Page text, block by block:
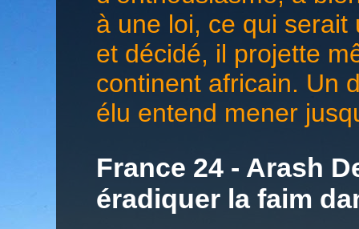
à une loi, ce qui
et décidé, il projette
continent africain. Un
élu entend mener
France 24 - Arash
éradiquer la faim